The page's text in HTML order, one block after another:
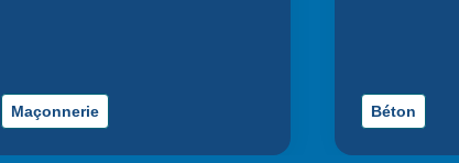
Maçonnerie Béton